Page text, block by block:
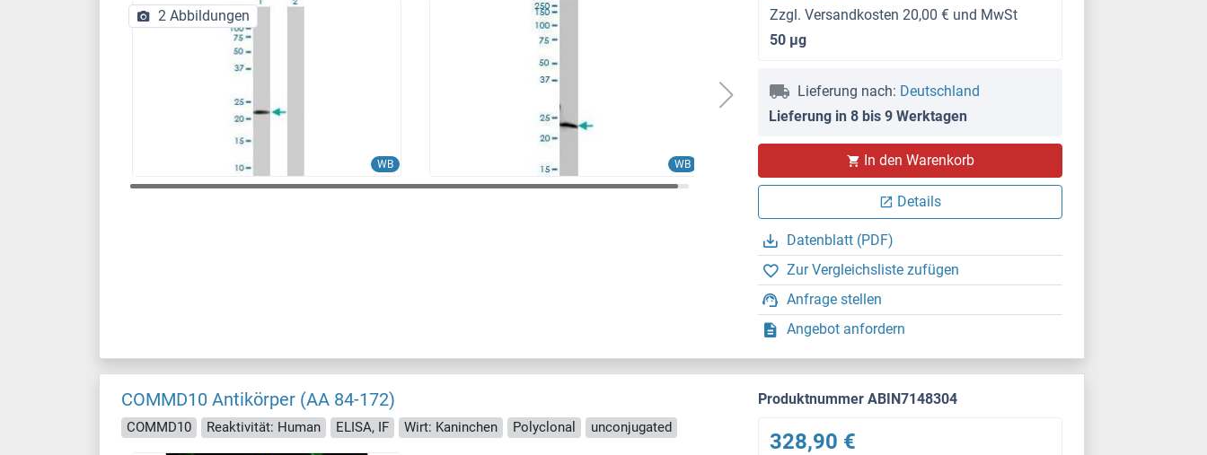
WB WB
2 Abbildungen
Zzgl. Versandkosten 20,00 € und MwSt
50 μg
Lieferung nach: Deutschland
Lieferung in 8 bis 9 Werktagen
In den Warenkorb
Details
Datenblatt (PDF)
Zur Vergleichsliste zufügen
Anfrage stellen
Angebot anfordern
COMMD10 Antikörper (AA 84-172)
COMMD10 Reaktivität: Human ELISA, IF Wirt: Kaninchen Polyclonal unconjugated
Produktnummer ABIN7148304
328,90 €